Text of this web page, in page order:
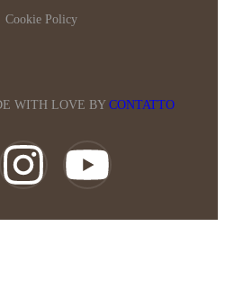
Cookie Policy
WITH LOVE BY CONTATTO